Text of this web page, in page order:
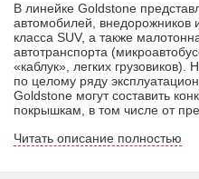
В линейке Goldstone
автомобилей,
класса SUV, а также
автотранспорта
«каблук», легких
по целому ряду
Goldstone могут составить
покрышкам, в том числе от
Читать описание полностью